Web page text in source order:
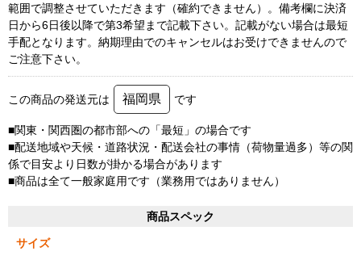
範囲で調整させていただきます（確約できません）。備考欄に決済
日から6日後以降で第3希望まで記載下さい。記載がない場合は最短
手配となります。納期理由でのキャンセルはお受けできませんので
ご注意下さい。
この商品の発送元は 福岡県 です
■関東・関西圏の都市部への「最短」の場合です
■配送地域や天候・道路状況・配送会社の事情（荷物量過多）等の関
係で目安より日数が掛かる場合があります
■商品は全て一般家庭用です（業務用ではありません）
商品スペック
サイズ